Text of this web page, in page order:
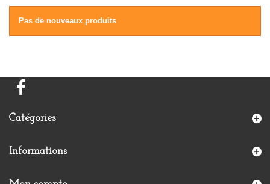
Pas de nouveaux produits
Catégories
Informations